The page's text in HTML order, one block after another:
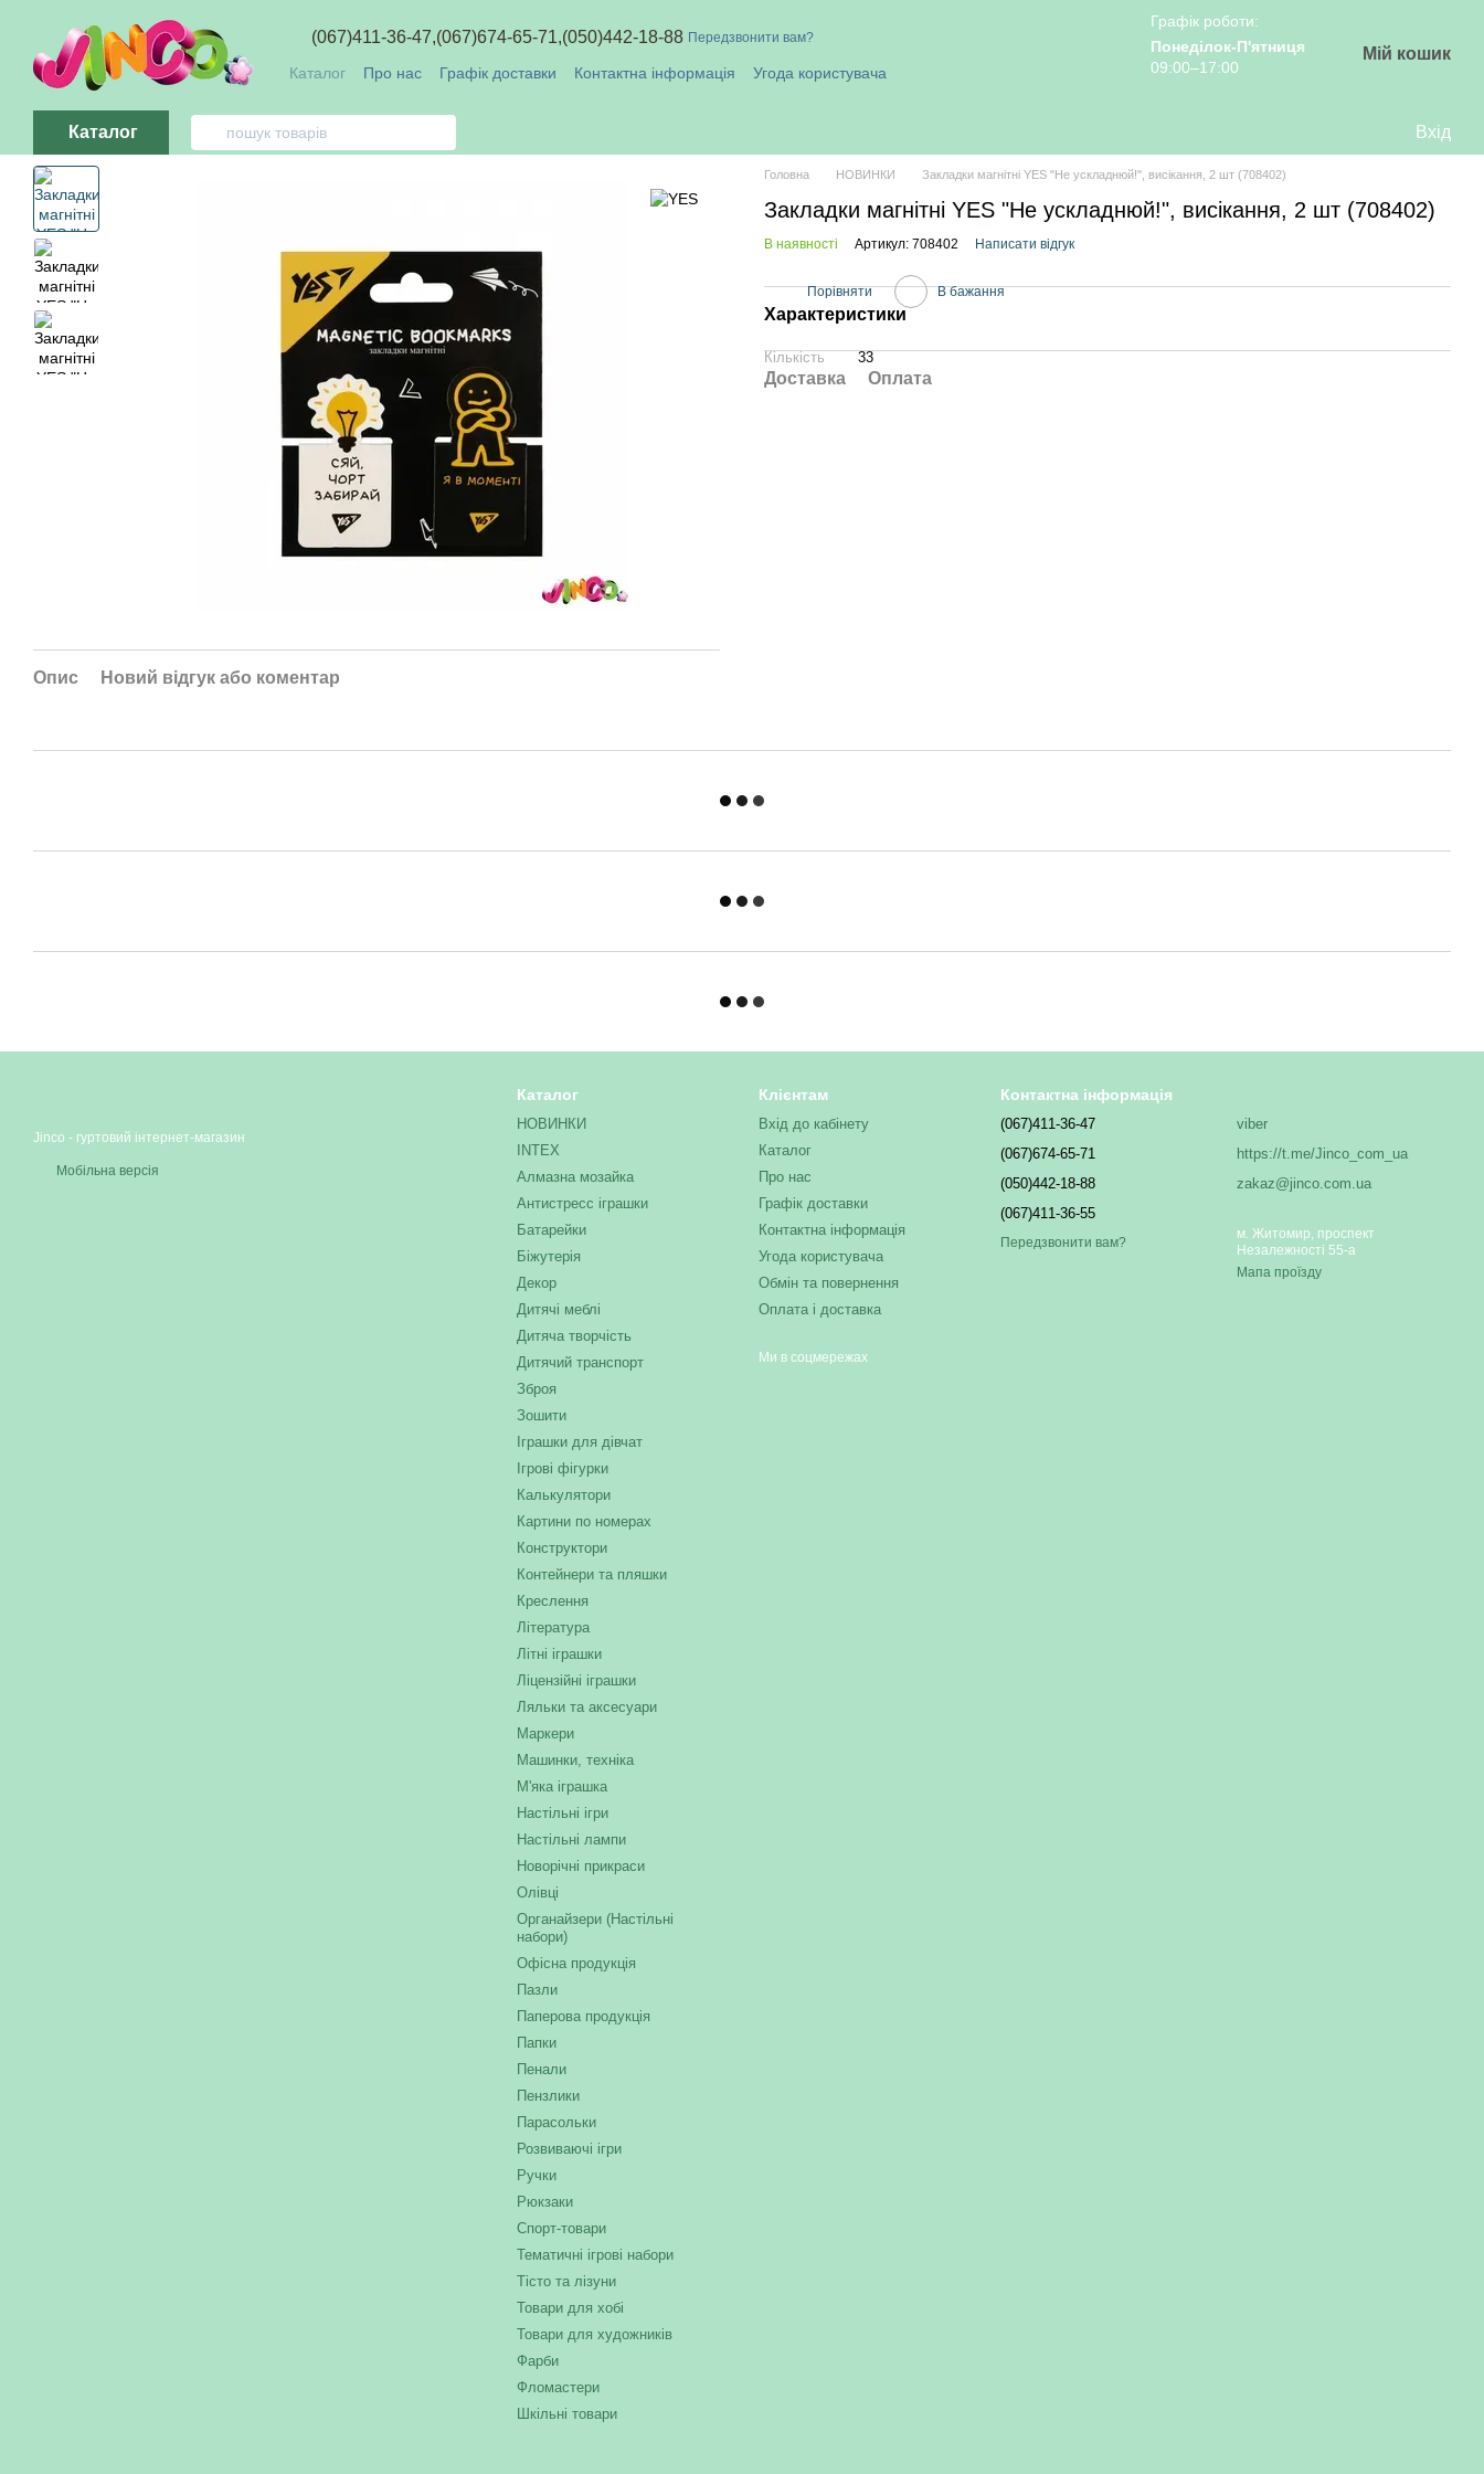
Перейти до основного контенту
(067)411-36-47,(067)674-65-71,(050)442-18-88 Передзвонити вам?
Каталог Про нас Графік доставки Контактна інформація
Угода користувача
Графік роботи:
Понеділок-П'ятниця
09:00–17:00
Мій кошик
Каталог Вхід
Опис Новий відгук або коментар
Головна НОВИНКИ Закладки магнітні YES "Не ускладнюй!", висікання, 2 шт (708402)
Закладки магнітні YES "Не ускладнюй!", висікання, 2 шт (708402)
В наявності Артикул: 708402 Написати відгук
Порівняти В бажання
Характеристики
Кількість 33
Доставка Оплата
Jinco - гуртовий інтернет-магазин
Мобільна версія
Каталог
НОВИНКИ
INTEX
Алмазна мозайка
Антистресс іграшки
Батарейки
Біжутерія
Декор
Дитячі меблі
Дитяча творчість
Дитячий транспорт
Зброя
Зошити
Іграшки для дівчат
Ігрові фігурки
Калькулятори
Картини по номерах
Конструктори
Контейнери та пляшки
Креслення
Література
Літні іграшки
Ліцензійні іграшки
Ляльки та аксесуари
Маркери
Машинки, техніка
М'яка іграшка
Настільні ігри
Настільні лампи
Новорічні прикраси
Олівці
Органайзери (Настільні
набори)
Офісна продукція
Пазли
Паперова продукція
Папки
Пенали
Пензлики
Парасольки
Розвиваючі ігри
Ручки
Рюкзаки
Спорт-товари
Тематичні ігрові набори
Тісто та лізуни
Товари для хобі
Товари для художників
Фарби
Фломастери
Шкільні товари
Клієнтам
Вхід до кабінету
Каталог
Про нас
Графік доставки
Контактна інформація
Угода користувача
Обмін та повернення
Оплата і доставка
Ми в соцмережах
Контактна інформація
(067)411-36-47
(067)674-65-71
(050)442-18-88
(067)411-36-55
Передзвонити вам?
viber
https://t.me/Jinco_com_ua
zakaz@jinco.com.ua
м. Житомир, проспект
Незалежності 55-а
Мапа проїзду